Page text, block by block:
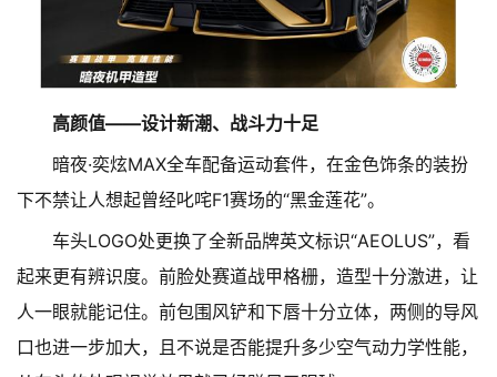
高颜值——设计新潮、战斗力十足
暗夜·奕炫MAX全车配备运动套件，在金色饰条的装扮
下不禁让人想起曾经叱咤F1赛场的“黑金莲花”。
车头LOGO处更换了全新品牌英文标识“AEOLUS”，看
起来更有辨识度。前脸处赛道战甲格栅，造型十分激进，让
人一眼就能记住。前包围风铲和下唇十分立体，两侧的导风
口也进一步加大，且不说是否能提升多少空气动力学性能，